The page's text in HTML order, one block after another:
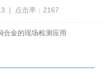
| 点击率：2167